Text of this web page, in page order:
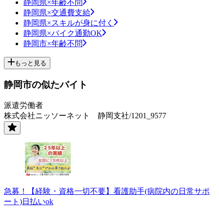
静岡県×年齢不問
静岡県×交通費支給
静岡県×スキルが身に付く
静岡県×バイク通勤OK
静岡市×年齢不問
もっと見る
静岡市の似たバイト
派遣労働者
株式会社ニッソーネット 静岡支社/1201_9577
急募！【経験・資格一切不要】看護助手(病院内の日常サポ
ート)日払いok